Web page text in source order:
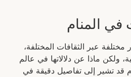
المنام
عبر الثقافات المختلفة،
ولكن ماذا عن دلالاتها في عالم
قد تشير إلى تفاصيل دقيقة في